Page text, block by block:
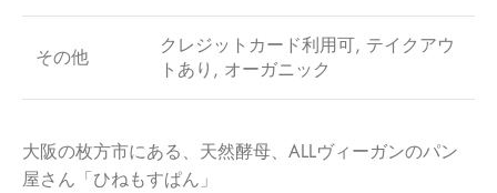
その他
クレジットカード利用可, テイクアウ
トあり, オーガニック
大阪の枚方市にある、天然酵母、ALLヴィーガンのパン
屋さん「ひねもすぱん」